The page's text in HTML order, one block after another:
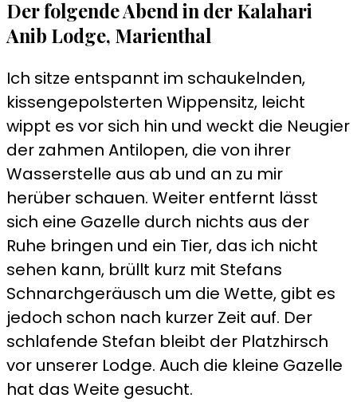
Der folgende Abend in der Kalahari
Anib Lodge, Marienthal
Ich sitze entspannt im schaukelnden,
kissengepolsterten Wippensitz, leicht
wippt es vor sich hin und weckt die Neugier
der zahmen Antilopen, die von ihrer
Wasserstelle aus ab und an zu mir
herüber schauen. Weiter entfernt lässt
sich eine Gazelle durch nichts aus der
Ruhe bringen und ein Tier, das ich nicht
sehen kann, brüllt kurz mit Stefans
Schnarchgeräusch um die Wette, gibt es
jedoch schon nach kurzer Zeit auf. Der
schlafende Stefan bleibt der Platzhirsch
vor unserer Lodge. Auch die kleine Gazelle
hat das Weite gesucht.